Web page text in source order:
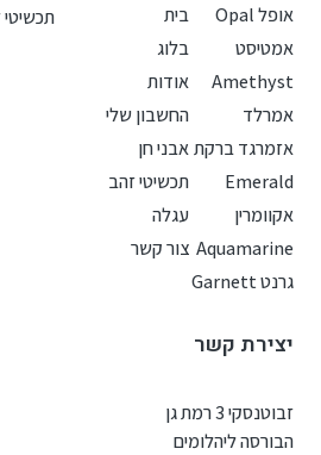
אופל Opal
אמטיסט
Amethyst
אמרלד
אזמרגד ברקת
Emerald
אקוומרין
Aquamarine
גרנט Garnett
בית
בלוג
אודות
החשבון שלי
אבני חן
תכשיטי זהב
עגלה
צור קשר
תכשיטי
יצירת קשר
זבוטנסקי 3 רמת גן
הבורסה ליהלומים